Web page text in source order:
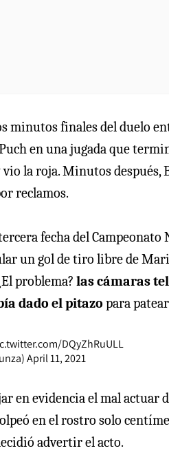
minutos finales del duelo
en una jugada que
vio la roja. Minutos
reclamos.
fecha del Campeonato
un gol de tiro libre de
problema? las cámaras
dado el pitazo para
DQyZhRuULL
April 11, 2021
en evidencia el mal actuar
en el rostro solo
advertir el acto.